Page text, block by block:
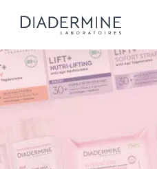
Alle produkte
inhaltsstoffe